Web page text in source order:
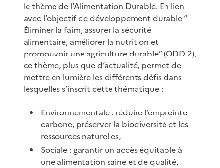
le thème de l’Alimentation Durable. En lien
avec l’objectif de développement durable “
Éliminer la faim, assurer la sécurité
alimentaire, améliorer la nutrition et
promouvoir une agriculture durable” (ODD 2),
ce thème, plus que d’actualité, permet de
mettre en lumière les différents défis dans
lesquelles s’inscrit cette thématique :
Environnementale : réduire l’empreinte
carbone, préserver la biodiversité et les
ressources naturelles,
Sociale : garantir un accès équitable à
une alimentation saine et de qualité,